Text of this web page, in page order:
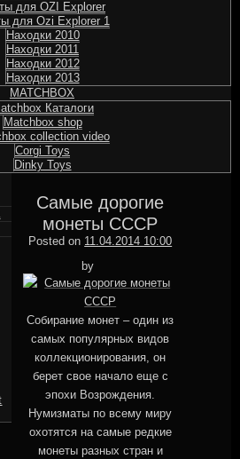
для OZI Explorer
для Ozi Explorer 1
Находки 2010
Находки 2011
Находки 2012
Находки 2013
MATCHBOX
Каталоги
Matchbox shop
collection video
Corgi Toys
Dinky Toys
Самые дорогие
монеты СССР
Posted on 11.04.2014 10:00
by
Собирание монет – один из
самых популярных видов
коллекционирования, он
берет свое начало еще с
эпохи Возрождения.
Нумизматы по всему миру
охотятся на самые редкие
монеты разных стран и